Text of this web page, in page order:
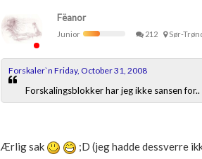
Fëanor
Junior
212 Sør-
Forskaler`n Friday, October 31, 2008
Forskalingsblokker har jeg ikke sansen for..
Ærlig sak ;D (jeg hadde dessverre